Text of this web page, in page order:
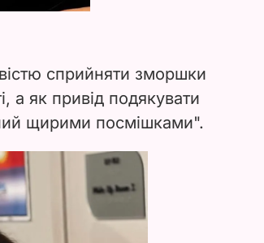
сприйняти зморшки
а як привід подякувати
щирими посмішками".